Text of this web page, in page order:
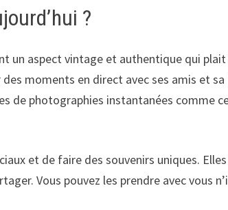
?
un aspect vintage et authentique qui
moments en direct avec ses amis et
de photographies instantanées comme
et de faire des souvenirs uniques.
Vous pouvez les prendre avec vous